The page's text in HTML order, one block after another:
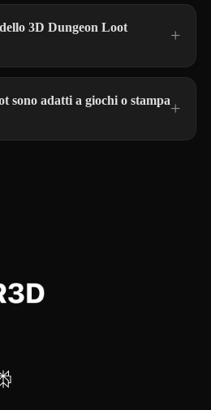
3D Dungeon Loot
sono adatti a giochi o stampa